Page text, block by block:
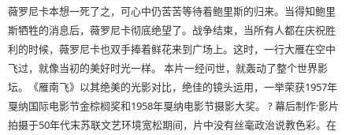
薇罗尼卡本想一死了之，可心中仍苦苦等待着鲍里斯的归来。当得知鲍里
斯牺牲的消息后，薇罗尼卡彻底绝望了。战争结束，当所有人都在庆祝胜
利的时候，薇罗尼卡也双手捧着鲜花来到广场上。这时，一行大雁在空中
飞过，就像当初的美好时光一样。 本片一经问世，就轰动了整个世界影
坛。《雁南飞》以其绝美的光影对比，绝佳的镜头运用，一举荣获1957年
戛纳国际电影节金棕榈奖和1958年戛纳电影节摄影大奖。 ? 幕后制作·影片
拍摄于50年代末苏联文艺环境宽松期间，片中没有丝毫政治说教色彩。在